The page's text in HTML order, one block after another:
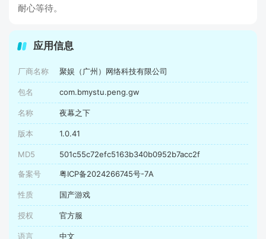
耐心等待。
应用信息
厂商名称 聚娱（广州）网络科技有限公司
包名 com.bmystu.peng.gw
名称 夜幕之下
版本 1.0.41
MD5 501c55c72efc5163b340b0952b7acc2f
备案号 粤ICP备2024266745号-7A
性质 国产游戏
授权 官方服
语言 中文